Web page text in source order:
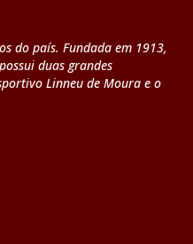
do país. Fundada em 1913,
possui duas grandes
Linneu de Moura e o